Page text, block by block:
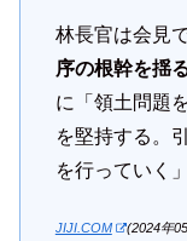
林長官は会見
序の根幹を揺
に「領土問題
を堅持する。
を行っていく
JIJI.COM (2024年